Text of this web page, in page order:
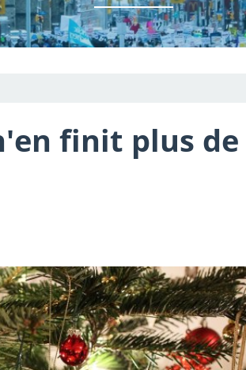
finit plus de